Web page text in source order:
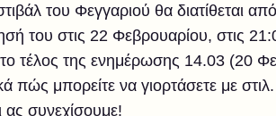
του Φεγγαριού θα διατίθεται
του στις 22 Φεβρουαρίου, στις
τέλος της ενημέρωσης 14.03 (20
πώς μπορείτε να γιορτάσετε με
ας συνεχίσουμε!